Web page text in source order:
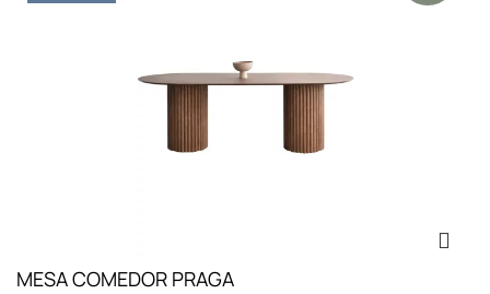
MESA COMEDOR PRAGA